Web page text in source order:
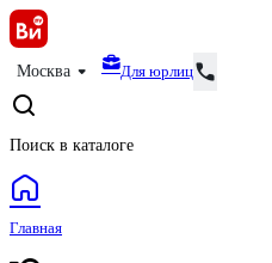
Москва Для юрлиц
Поиск в каталоге
Главная